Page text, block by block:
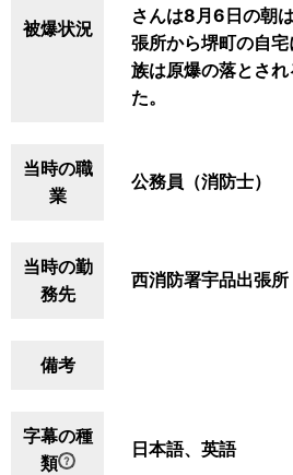
被爆状況
さんは8月6日の朝
張所から堺町の自
族は原爆の落とさ
た。
当時の職
業
公務員（消防士）
当時の勤
務先
西消防署宇品出張所
備考
字幕の種
類
日本語、英語